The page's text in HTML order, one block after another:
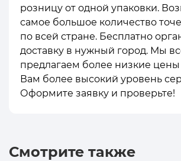
розницу от одной упаковки.
самое большое количество
по всей стране. Бесплатно
доставку в нужный город. Мы
предлагаем более низкие
Вам более высокий уровень
Оформите заявку и проверьте!
Смотрите также